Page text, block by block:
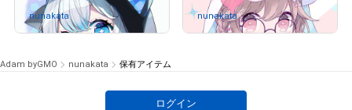
nunakataさんが保有中 nunakataさんが保有中
Adam byGMO nunakata 保有アイテム
ログイン